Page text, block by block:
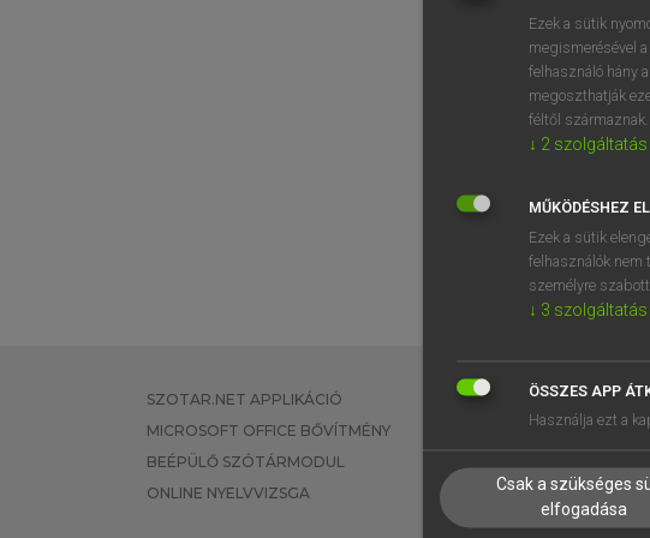
SZOTAR.NET APPLIKÁCIÓ
MICROSOFT OFFICE BŐVÍTMÉNY
BEÉPÜLŐ SZÓTÁRMODUL
ONLINE NYELVVIZSGA
EGYÉNI FELHASZNÁLÓKNAK
TANULÓKNAK
VÁLLALATI MEGOLDÁSOK
Ezek a sütik
megismerésével
felhasználó hány
megoszthatják
féltől származnak.
↓ 2 szolgáltatás
MŰKÖDÉSHEZ
Ezek a sütik
felhasználók nem
személyre
↓ 3 szolgáltatás
ÖSSZES APP
Használja ezt a
Csak a szükséges
elfogadása